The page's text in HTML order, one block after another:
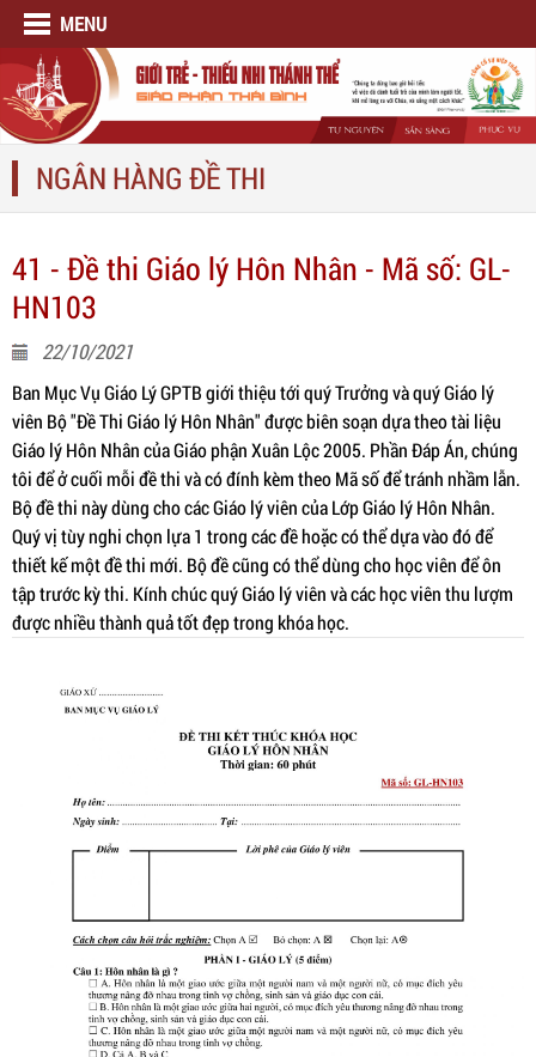
MENU
NGÂN HÀNG ĐỀ THI
41 - Đề thi Giáo lý Hôn Nhân - Mã số: GL-
HN103
22/10/2021
Ban Mục Vụ Giáo Lý GPTB giới thiệu tới quý Trưởng và quý Giáo lý
viên Bộ "Đề Thi Giáo lý Hôn Nhân" được biên soạn dựa theo tài liệu
Giáo lý Hôn Nhân của Giáo phận Xuân Lộc 2005. Phần Đáp Án, chúng
tôi để ở cuối mỗi đề thi và có đính kèm theo Mã số để tránh nhầm lẫn.
Bộ đề thi này dùng cho các Giáo lý viên của Lớp Giáo lý Hôn Nhân.
Quý vị tùy nghi chọn lựa 1 trong các đề hoặc có thể dựa vào đó để
thiết kế một đề thi mới. Bộ đề cũng có thể dùng cho học viên để ôn
tập trước kỳ thi. Kính chúc quý Giáo lý viên và các học viên thu lượm
được nhiều thành quả tốt đẹp trong khóa học.